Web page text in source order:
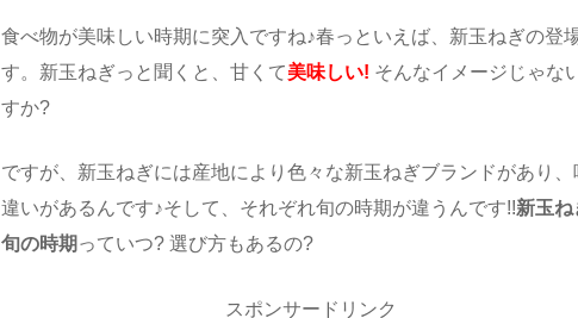
食べ物が美味しい時期に突入ですね♪春っといえば、新玉ねぎの登
す。新玉ねぎっと聞くと、甘くて美味しい! そんなイメージじゃな
すか?
ですが、新玉ねぎには産地により色々な新玉ねぎブランドがあり、
違いがあるんです♪そして、それぞれ旬の時期が違うんです!!新玉ね
旬の時期 っていつ? 選び方もあるの?
スポンサードリンク